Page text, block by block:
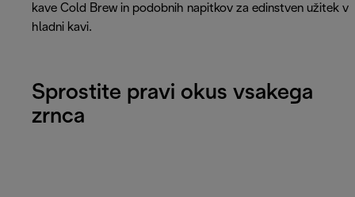
kave Cold Brew in podobnih napitkov za edinstven užitek v
hladni kavi.
Sprostite pravi okus vsakega
zrnca